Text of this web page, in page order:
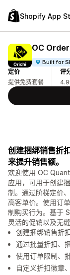
Shopify App
OC
Built for
定价
提供免费套餐
评
4.9
创建捆绑销售折
来提升销售额。
欢迎使用 OC
应用，可用于创建
制。通过阶梯定价
高客单价。使用订
制购买行为。基于
灵活的促销以及无
创建捆绑销售折
通过批量折扣、
使用订单限制、
自定义折扣徽章